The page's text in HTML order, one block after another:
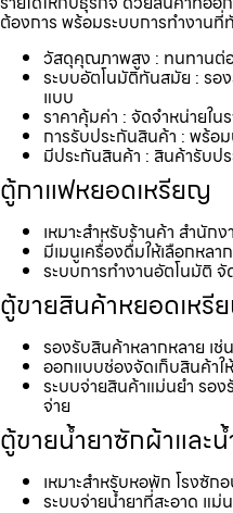
ต้องการ พร้อมระบบการทำงานที่
วัสดุคุณภาพสูง : ทนทานต่อ
ระบบอัตโนมัติทันสมัย : รอ
แบบ
ราคาคุ้มค่า : จัดจำหน่ายใน
การรับประกันสินค้า : พร้อ
มีประกันสินค้า : สินค้ารับป
ตู้กาแฟหยอดเหรียญ
เหมาะสำหรับร้านค้า สำนั
มีเมนูเครื่องดื่มให้เลือกหลา
ระบบการทำงานอัตโนมัติ จั
ตู้ขายสินค้าหยอดเหรี
รองรับสินค้าหลากหลาย เ
ออกแบบช่องจัดเก็บสินค้าใ
ระบบจ่ายสินค้าแม่นยำ รอง
จ่าย
ตู้ขายน้ำยาซักผ้าและ
เหมาะสำหรับหอพัก โรงซัก
ระบบจ่ายน้ำยาที่สะอาด แ